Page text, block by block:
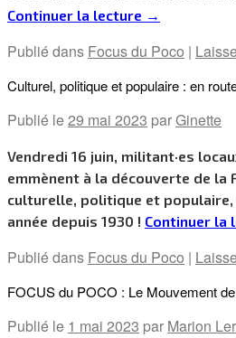
Continuer la lecture →
Publié dans Focus du Poco |
Culturel, politique et populaire : en
Publié le29 mai 2023 parGinette
Vendredi 16 juin, militant·es
emmènent à la découverte de la
culturelle, politique et populaire,
année depuis 1930 ! Continuer la
Publié dans Focus du Poco |
FOCUS du POCO : Le Mouvement
Publié le 1 mai 2023 par Marion